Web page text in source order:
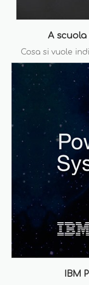
A scuola
Cosa si vuole
IBM